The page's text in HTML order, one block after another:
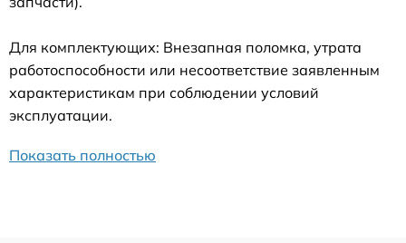
Для комплектующих: Внезапная поломка, утрата
работоспособности или несоответствие заявленным
характеристикам при соблюдении условий
эксплуатации.
Показать полностью